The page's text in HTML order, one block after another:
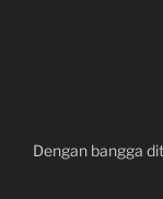
Dengan bangga